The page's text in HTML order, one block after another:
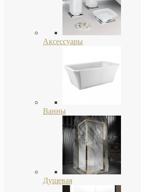
Аксессуары
Ванны
Душевая